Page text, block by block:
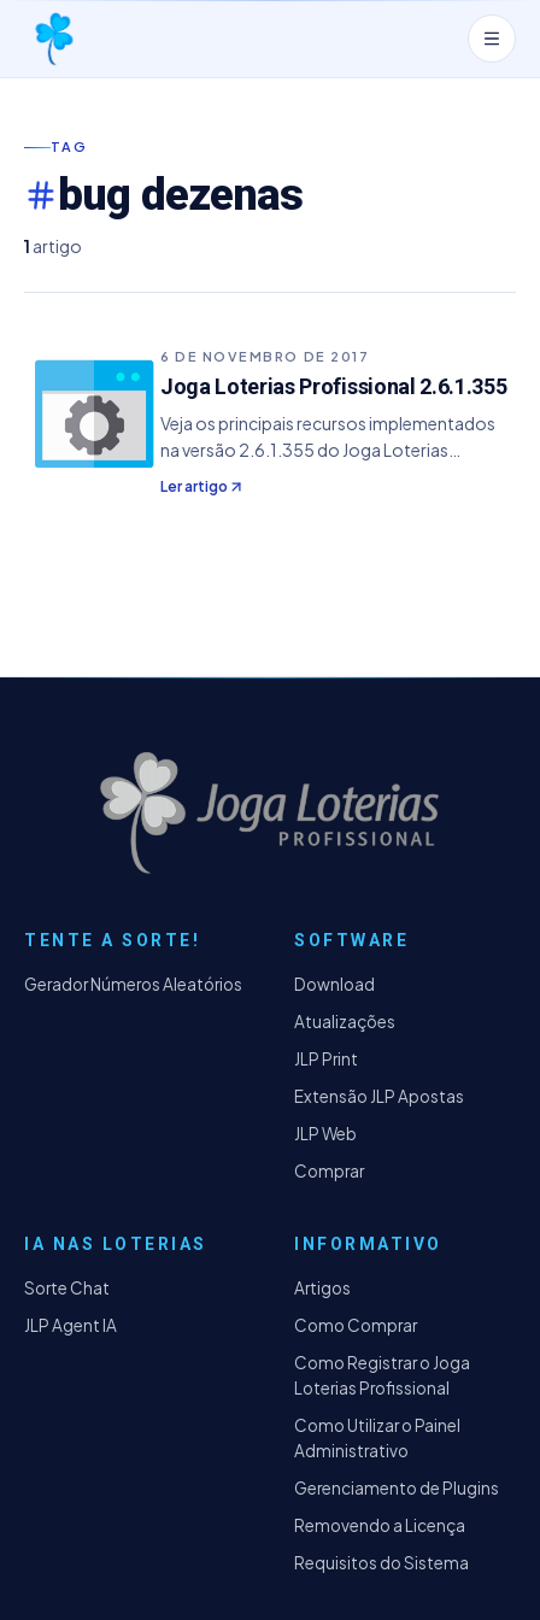
TAG
bug dezenas
1 artigo
6 DE NOVEMBRO DE 2017
Joga Loterias Profissional 2.6.1.355
Veja os principais recursos implementados
na versão 2.6.1.355 do Joga Loterias
Profissional. - Resolvido um bug na
Conferência e Simulação de Resultados, que
Ler artigo
TENTE A SORTE!
Gerador Números Aleatórios
SOFTWARE
Download
Atualizações
JLP Print
Extensão JLP Apostas
JLP Web
Comprar
IA NAS LOTERIAS
Sorte Chat
JLP Agent IA
INFORMATIVO
Artigos
Como Comprar
Como Registrar o Joga
Loterias Profissional
Como Utilizar o Painel
Administrativo
Gerenciamento de Plugins
Removendo a Licença
Requisitos do Sistema